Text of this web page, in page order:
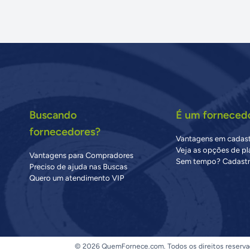
Buscando
fornecedores?
Vantagens para Compradores
Preciso de ajuda nas Buscas
Quero um atendimento VIP
É um
Vantagens em
Veja as opções de
Sem tempo?
© 2026 QuemFornece.com. Todos os direitos